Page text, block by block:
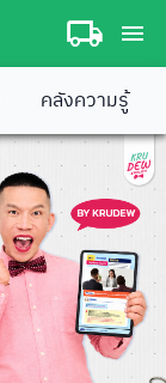
คลังความรู้